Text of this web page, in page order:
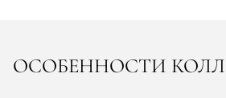
ОСОБЕННОСТИ